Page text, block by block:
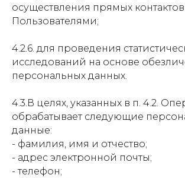
осуществления прямых
Пользователями;
4.2.6. для проведения
исследований на основе
персональных данных.
4.3.В целях, указанных в п. 4.2.
обрабатывает следующие
данные:
- фамилия, имя и отчество;
- адрес электронной почты;
- телефон;